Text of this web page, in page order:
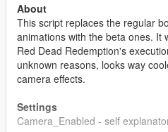
About
This script replaces the regular
animations with the beta ones. It
Red Dead Redemption's
unknown reasons, looks way
camera effects.
Settings
Camera_Enabled - self